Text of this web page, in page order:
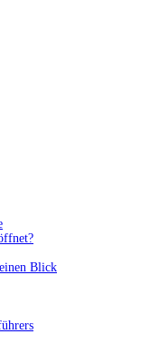
Blick